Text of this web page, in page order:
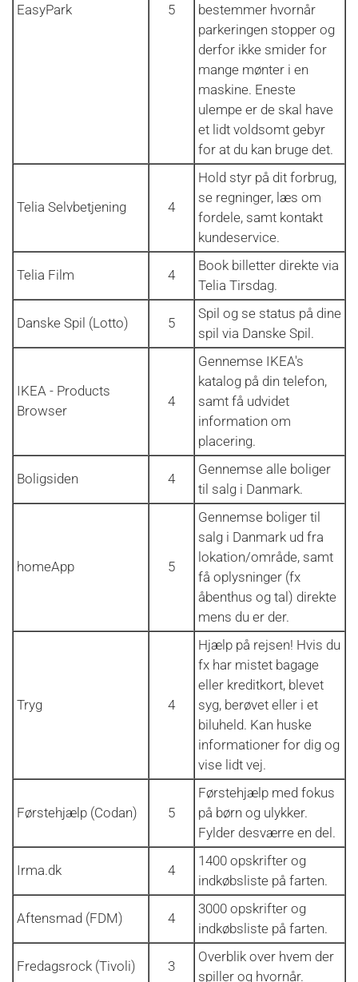
EasyPark 5
bestemmer hvornår
parkeringen stopper og
derfor ikke smider for
mange mønter i en
maskine. Eneste
ulempe er de skal have
et lidt voldsomt gebyr
for at du kan bruge det.
Telia Selvbetjening 4
Hold styr på dit forbrug,
se regninger, læs om
fordele, samt kontakt
kundeservice.
Telia Film 4
Book billetter direkte via
Telia Tirsdag.
Danske Spil (Lotto) 5
Spil og se status på dine
spil via Danske Spil.
IKEA - Products
Browser
4
Gennemse IKEA's
katalog på din telefon,
samt få udvidet
information om
placering.
Boligsiden 4
Gennemse alle boliger
til salg i Danmark.
homeApp 5
Gennemse boliger til
salg i Danmark ud fra
lokation/område, samt
få oplysninger (fx
åbenthus og tal) direkte
mens du er der.
Tryg 4
Hjælp på rejsen! Hvis du
fx har mistet bagage
eller kreditkort, blevet
syg, berøvet eller i et
biluheld. Kan huske
informationer for dig og
vise lidt vej.
Førstehjælp (Codan) 5
Førstehjælp med fokus
på børn og ulykker.
Fylder desværre en del.
Irma.dk 4
1400 opskrifter og
indkøbsliste på farten.
Aftensmad (FDM) 4
3000 opskrifter og
indkøbsliste på farten.
Fredagsrock (Tivoli) 3
Overblik over hvem der
spiller og hvornår.